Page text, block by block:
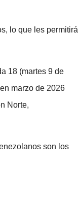
lo que les permitirá
18 (martes 9 de
marzo de 2026
Norte,
son los